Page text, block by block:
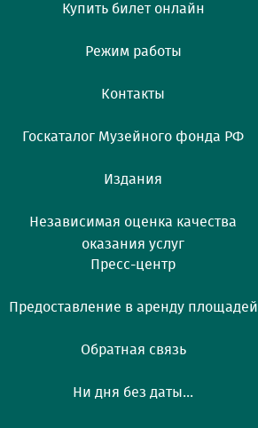
Купить билет онлайн
Режим работы
Контакты
Госкаталог Музейного фонда РФ
Издания
Независимая оценка качества
оказания услуг
Пресс-центр
Предоставление в аренду площадей
Обратная связь
Ни дня без даты...